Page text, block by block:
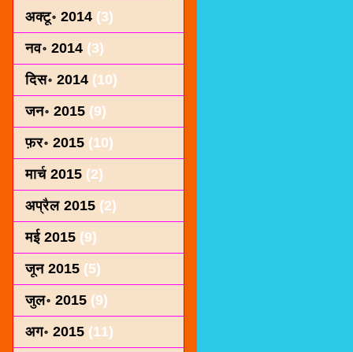
अक्टू॰ 2014 (3)
नव॰ 2014 (3)
दिस॰ 2014 (10)
जन॰ 2015 (9)
फ़र॰ 2015 (10)
मार्च 2015 (2)
अप्रैल 2015 (2)
मई 2015 (9)
जून 2015 (5)
जुल॰ 2015 (9)
अग॰ 2015 (11)